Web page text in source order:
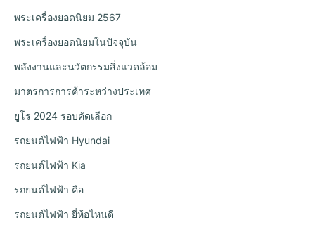
พระเครื่องยอดนิยม 2567
พระเครื่องยอดนิยมในปัจจุบัน
พลังงานและนวัตกรรมสิ่งแวดล้อม
มาตรการการค้าระหว่างประเทศ
ยูโร 2024 รอบคัดเลือก
รถยนต์ไฟฟ้า Hyundai
รถยนต์ไฟฟ้า Kia
รถยนต์ไฟฟ้า คือ
รถยนต์ไฟฟ้า ยี่ห้อไหนดี